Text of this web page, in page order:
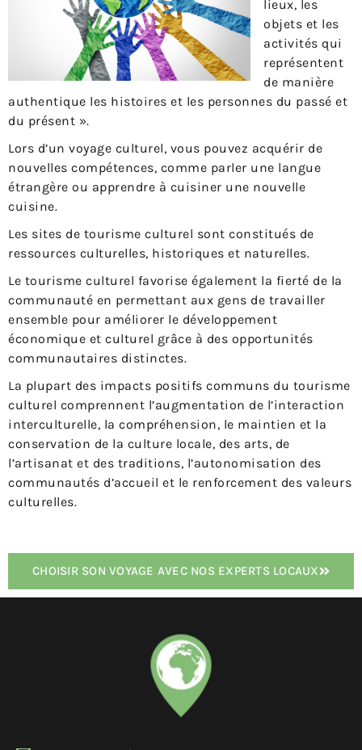
lieux, les
objets et les
activités qui
représentent
de manière
authentique les histoires et les personnes du passé et
du présent ».
Lors d’un voyage culturel, vous pouvez acquérir de
nouvelles compétences, comme parler une langue
étrangère ou apprendre à cuisiner une nouvelle
cuisine.
Les sites de tourisme culturel sont constitués de
ressources culturelles, historiques et naturelles.
Le tourisme culturel favorise également la fierté de la
communauté en permettant aux gens de travailler
ensemble pour améliorer le développement
économique et culturel grâce à des opportunités
communautaires distinctes.
La plupart des impacts positifs communs du tourisme
culturel comprennent l’augmentation de l’interaction
interculturelle, la compréhension, le maintien et la
conservation de la culture locale, des arts, de
l’artisanat et des traditions, l’autonomisation des
communautés d’accueil et le renforcement des valeurs
culturelles.
CHOISIR SON VOYAGE AVEC NOS EXPERTS LOCAUX